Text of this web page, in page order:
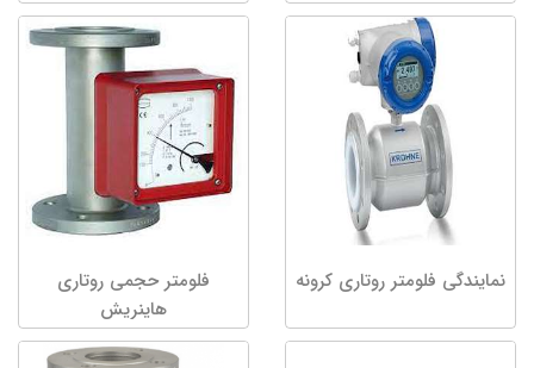
نمایندگی فلومتر روتاری کرونه
فلومتر حجمی روتاری
هاینریش